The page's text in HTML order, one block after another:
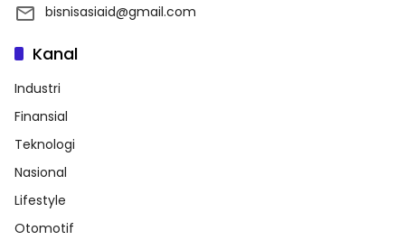
bisnisasiaid@gmail.com
Kanal
Industri
Finansial
Teknologi
Nasional
Lifestyle
Otomotif